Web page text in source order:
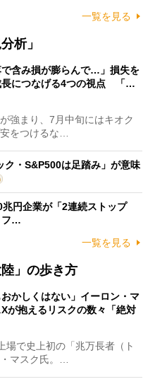
一覧を見る
析」
で含み損が膨らんで…」損失を
長につなげる4つの視点 「…
強まり、7月中旬にはキオク
をつけるな…
ク・S&P500は足踏み」が意味
兆円企業が「2連続ストップ
フ…
一覧を見る
」の歩き方
おかしくはない」イーロン・マ
が抱えるリスクの数々「絶対
で史上初の「兆万長者（ト
マスク氏。…